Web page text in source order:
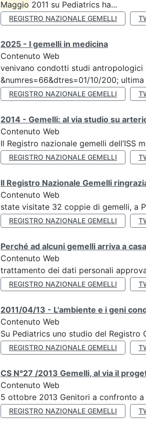
Maggio 2011 su Pediatrics ha...
REGISTRO NAZIONALE GEMELLI
2025 - I gemelli in medicina
Contenuto Web
venivano condotti studi
&numres=66&dtres=01/10/200;
REGISTRO NAZIONALE GEMELLI
2014 - Gemelli: al via studio su
Contenuto Web
Il Registro nazionale gemelli
REGISTRO NAZIONALE GEMELLI
Il Registro Nazionale Gemelli
Contenuto Web
state visitate 32 coppie di gemelli, a
REGISTRO NAZIONALE GEMELLI
Perché ad alcuni gemelli arriva a
Contenuto Web
trattamento dei dati personali
REGISTRO NAZIONALE GEMELLI
2011/04/13 - L'ambiente e i geni
Contenuto Web
Su Pediatrics uno studio del Registro
REGISTRO NAZIONALE GEMELLI
CS N°27 /2013 Gemelli, al via il
Contenuto Web
5 ottobre 2013 Genitori a confronto
REGISTRO NAZIONALE GEMELLI